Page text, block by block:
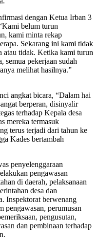
dengan Ketua Irban 3
belum turun
kami minta rekap
Sekarang ini kami tidak
atau tidak. Ketika kami turun
semua pekerjaan sudah
melihat hasilnya.”
angkat bicara, “Dalam hai
berperan, disinyalir
terhadap Kepala desa
mereka termasuk
terus terjadi dari tahun ke
Kades bertambah
penyelenggaraan
pengawasan
di daerah, pelaksanaan
desa dan
Inspektorat berwenang
pengawasan, perumusan
pengusutan,
dan pembinaan terhadap